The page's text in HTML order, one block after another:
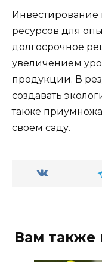
ресурсов для
долгосрочное
увеличением
продукции. В
создавать
также
своем саду.
Вам также